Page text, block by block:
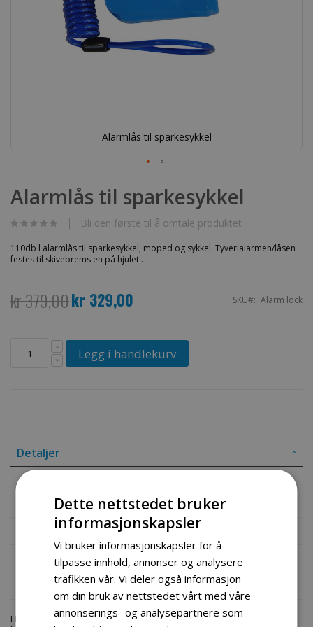
Alarmlås til sparkesykkel
til
begynnelsen
bildegalleri
Alarmlås til sparkesykkel
Bli den første til å omtale produktet
110db l alarmlås til sparkesykkel, moped og sykkel. Tyverialarmen/låsen
festes til skivebrems en på hjulet .
kr 379,00 Spesialpris
kr 329,00 SKU Alarm lock
Legg i handlekurv
Detaljer
110db l alarmlås til sparkesykkel, moped og sykkel.
Tyverialarmen/låsen festes til skivebrems en på hjulet .
Mer informasjon
Produktomtaler
Fil vedlegg
Hos engrosservice.no får du kjøptsykkel las etook wire
Dette nettstedet bruker
informasjonskapsler
Vi bruker informasjonskapsler for å
tilpasse innhold, annonser og analysere
trafikken vår. Vi deler også informasjon
om din bruk av nettstedet vårt med våre
annonserings- og analysepartnere som